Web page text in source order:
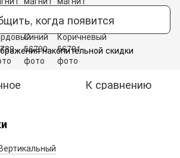
когда появится
накопительной скидки
К сравнению